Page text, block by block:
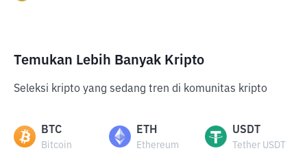
Temukan Lebih Banyak Kripto
Seleksi kripto yang sedang tren di komunitas kripto
BTC
Bitcoin
ETH
Ethereum
USDT
Tether USDT